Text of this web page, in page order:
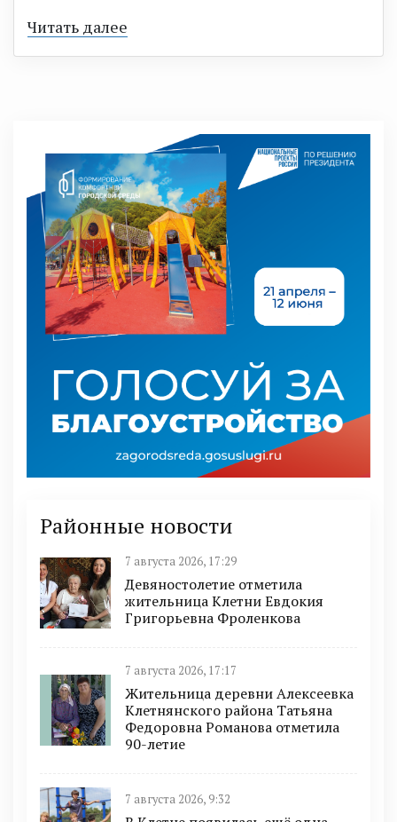
Читать далее
Районные новости
7 августа 2026, 17:29
Девяностолетие отметила
жительница Клетни Евдокия
Григорьевна Фроленкова
7 августа 2026, 17:17
Жительница деревни Алексеевка
Клетнянского района Татьяна
Федоровна Романова отметила
90-летие
7 августа 2026, 9:32